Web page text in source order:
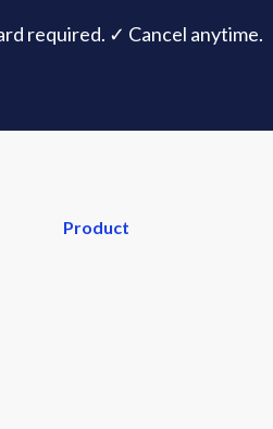
required. ✓ Cancel anytime.
Product